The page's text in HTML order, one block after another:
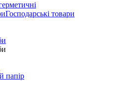
Господарські товари
папір